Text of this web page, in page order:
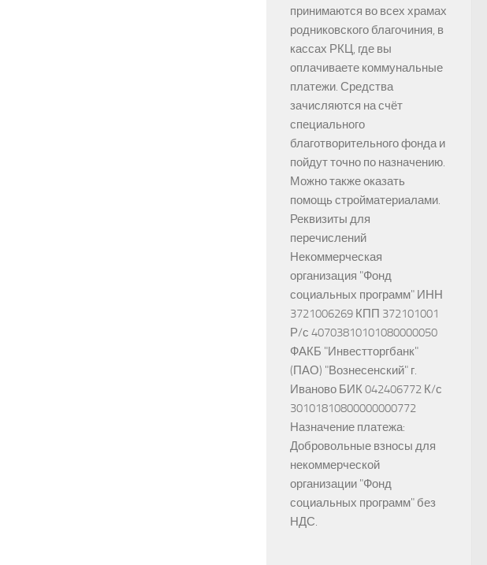
принимаются во всех храмах
родниковского благочиния, в
кассах РКЦ, где вы
оплачиваете коммунальные
платежи. Средства
зачисляются на счёт
специального
благотворительного фонда и
пойдут точно по назначению.
Можно также оказать
помощь стройматериалами.
Реквизиты для
перечислений
Некоммерческая
организация "Фонд
социальных программ" ИНН
3721006269 КПП 372101001
Р/с 40703810101080000050
ФАКБ "Инвестторгбанк"
(ПАО) "Вознесенский" г.
Иваново БИК 042406772 К/с
30101810800000000772
Назначение платежа:
Добровольные взносы для
некоммерческой
организации "Фонд
социальных программ" без
НДС.